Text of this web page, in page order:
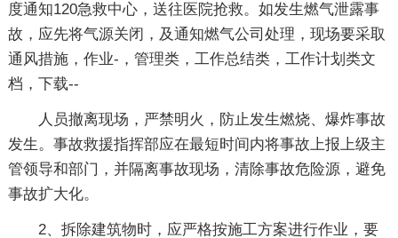
度通知120急救中心，送往医院抢救。如发生燃气泄露事
故，应先将气源关闭，及通知燃气公司处理，现场要采取
通风措施，作业-，管理类，工作总结类，工作计划类文
档，下载--
人员撤离现场，严禁明火，防止发生燃烧、爆炸事故
发生。事故救援指挥部应在最短时间内将事故上报上级主
管领导和部门，并隔离事故现场，清除事故危险源，避免
事故扩大化。
2、拆除建筑物时，应严格按施工方案进行作业，要